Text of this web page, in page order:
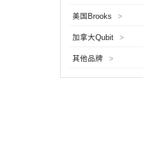
美国Brooks >
加拿大Qubit >
其他品牌 >